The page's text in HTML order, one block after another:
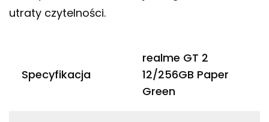
utraty czytelności.
Specyfikacja
realme GT 2
12/256GB Paper
Green